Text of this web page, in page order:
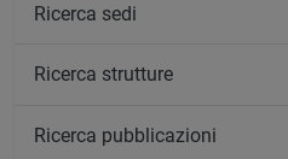
Ricerca sedi
Ricerca strutture
Ricerca pubblicazioni